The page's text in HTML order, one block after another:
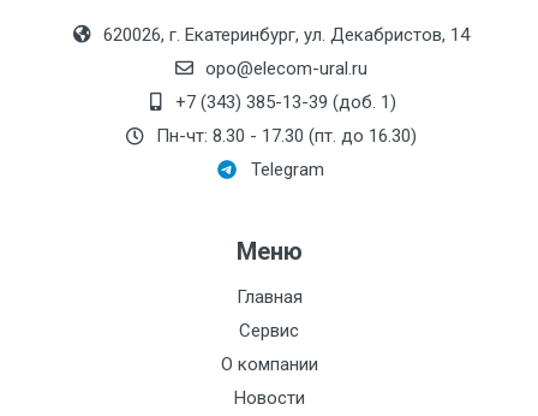
620026, г. Екатеринбург, ул. Декабристов, 14
opo@elecom-ural.ru
+7 (343) 385-13-39 (доб. 1)
Пн-чт: 8.30 - 17.30 (пт. до 16.30)
Telegram
Меню
Главная
Сервис
О компании
Новости